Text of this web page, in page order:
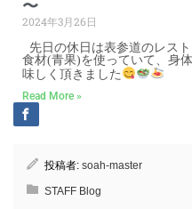
〜
2024年3月26日
先日の休日は表参道のレス
食材(青果)を使っていて、身
味しく頂きました
Read More »
投稿者: soah-master
STAFF Blog